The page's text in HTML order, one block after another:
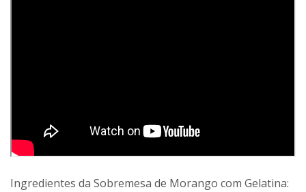
Ingredientes da Sobremesa de Morango com Gelatina: